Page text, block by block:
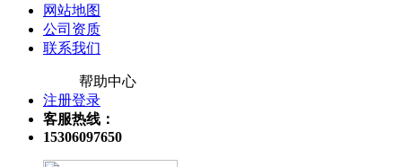
网站地图
公司资质
联系我们
帮助中心
注册登录
客服热线：
15306097650